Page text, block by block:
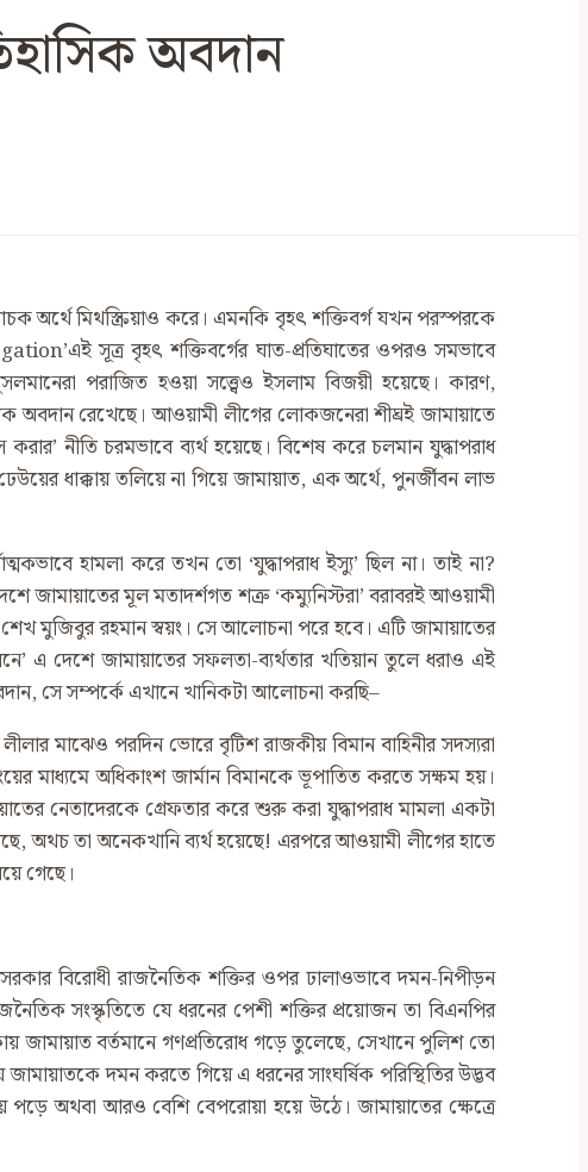
অবদান
অর্থে মিথস্ক্রিয়াও করে। এমনকি বৃহৎ শক্তিবর্গ যখন পরস্পরকে
সূত্র বৃহৎ শক্তিবর্গের ঘাত-প্রতিঘাতের ওপরও সমভাবে
পরাজিত হওয়া সত্ত্বেও ইসলাম বিজয়ী হয়েছে। কারণ,
অবদান রেখেছে। আওয়ামী লীগের লোকজনেরা শীঘ্রই জামায়াতে
নীতি চরমভাবে ব্যর্থ হয়েছে। বিশেষ করে চলমান যুদ্ধাপরাধ
ধাক্কায় তলিয়ে না গিয়ে জামায়াত, এক অর্থে, পুনর্জীবন লাভ
হামলা করে তখন তো ‘যুদ্ধাপরাধ ইস্যু’ ছিল না। তাই না?
মূল মতাদর্শগত শত্রু ‘কম্যুনিস্টরা’ বরাবরই আওয়ামী
মুজিবুর রহমান স্বয়ং। সে আলোচনা পরে হবে। এটি জামায়াতের
এ দেশে জামায়াতের সফলতা-ব্যর্থতার খতিয়ান তুলে ধরাও এই
সে সম্পর্কে এখানে খানিকটা আলোচনা করছি–
মাঝেও পরদিন ভোরে বৃটিশ রাজকীয় বিমান বাহিনীর সদস্যরা
মাধ্যমে অধিকাংশ জার্মান বিমানকে ভূপাতিত করতে সক্ষম হয়।
নেতাদেরকে গ্রেফতার করে শুরু করা যুদ্ধাপরাধ মামলা একটা
অথচ তা অনেকখানি ব্যর্থ হয়েছে! এরপরে আওয়ামী লীগের হাতে
গেছে।
বিরোধী রাজনৈতিক শক্তির ওপর ঢালাওভাবে দমন-নিপীড়ন
সংস্কৃতিতে যে ধরনের পেশী শক্তির প্রয়োজন তা বিএনপির
জামায়াত বর্তমানে গণপ্রতিরোধ গড়ে তুলেছে, সেখানে পুলিশ তো
দমন করতে গিয়ে এ ধরনের সাংঘর্ষিক পরিস্থিতির উদ্ভব
পড়ে অথবা আরও বেশি বেপরোয়া হয়ে উঠে। জামায়াতের ক্ষেত্রে